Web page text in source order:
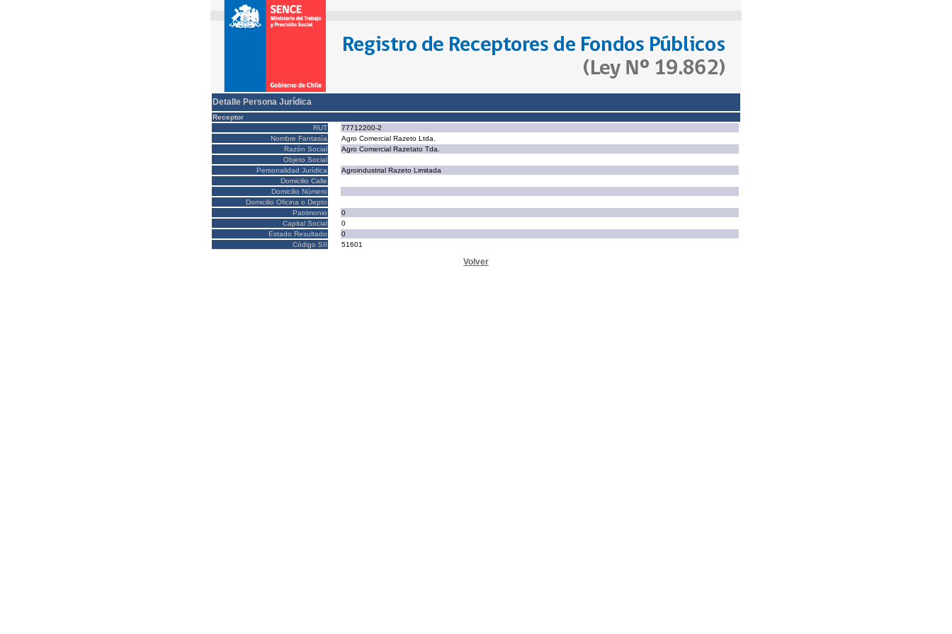
Detalle Persona Jurídica
Receptor
RUT
77712200-2
Nombre Fantasía
Agro Comercial Razeto Ltda.
Razón Social
Agro Comercial Razetato Tda.
Objeto Social
Personalidad Jurídica
Agroindustrial Razeto Limitada
Domicilio Calle
Domicilio Número
Domicilio Oficina o Depto
Patrimonio
0
Capital Social
0
Estado Resultado
0
Código SII
51601
Volver